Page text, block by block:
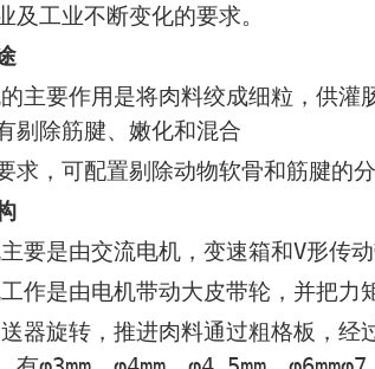
及工业不断变化的要求。
作用是将肉料绞成细粒，供灌肠
剔除筋腱、嫩化和混合
求，可配置剔除动物软骨和筋腱的分
由交流电机，变速箱和V形传动
由电机带动大皮带轮，并把力矩
转，推进肉料通过粗格板，经过